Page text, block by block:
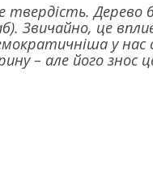
Дерево
Звичайно, це
у нас
– але його знос